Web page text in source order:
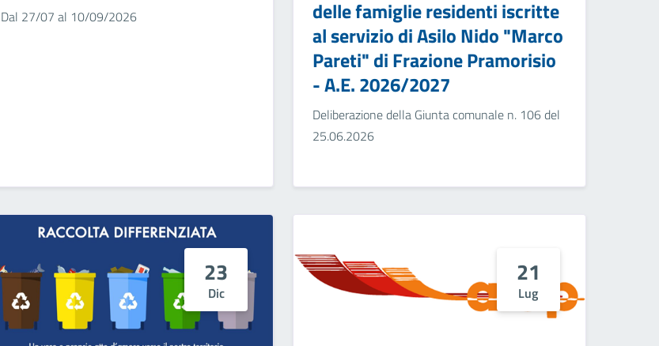
Dal 27/07 al 10/09/2026
delle famiglie residenti iscritte
al servizio di Asilo Nido "Marco
Pareti" di Frazione Pramorisio
- A.E. 2026/2027
Deliberazione della Giunta comunale n. 106 del
25.06.2026
23
Dic
21
Lug